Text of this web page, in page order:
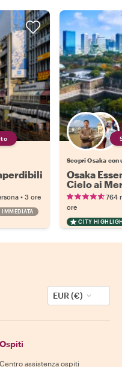
• 3 ore
IMMEDIATA
Scopri Osaka con
Osaka
Cielo ai
Tour
764
ore
CITY
EUR (€)
Ospiti
Centro assistenza ospiti